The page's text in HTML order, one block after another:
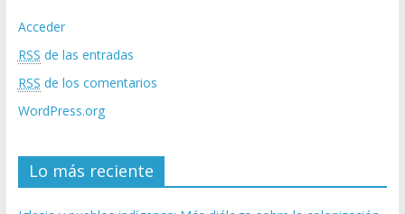
Acceder
RSS de las entradas
RSS de los comentarios
WordPress.org
Lo más reciente